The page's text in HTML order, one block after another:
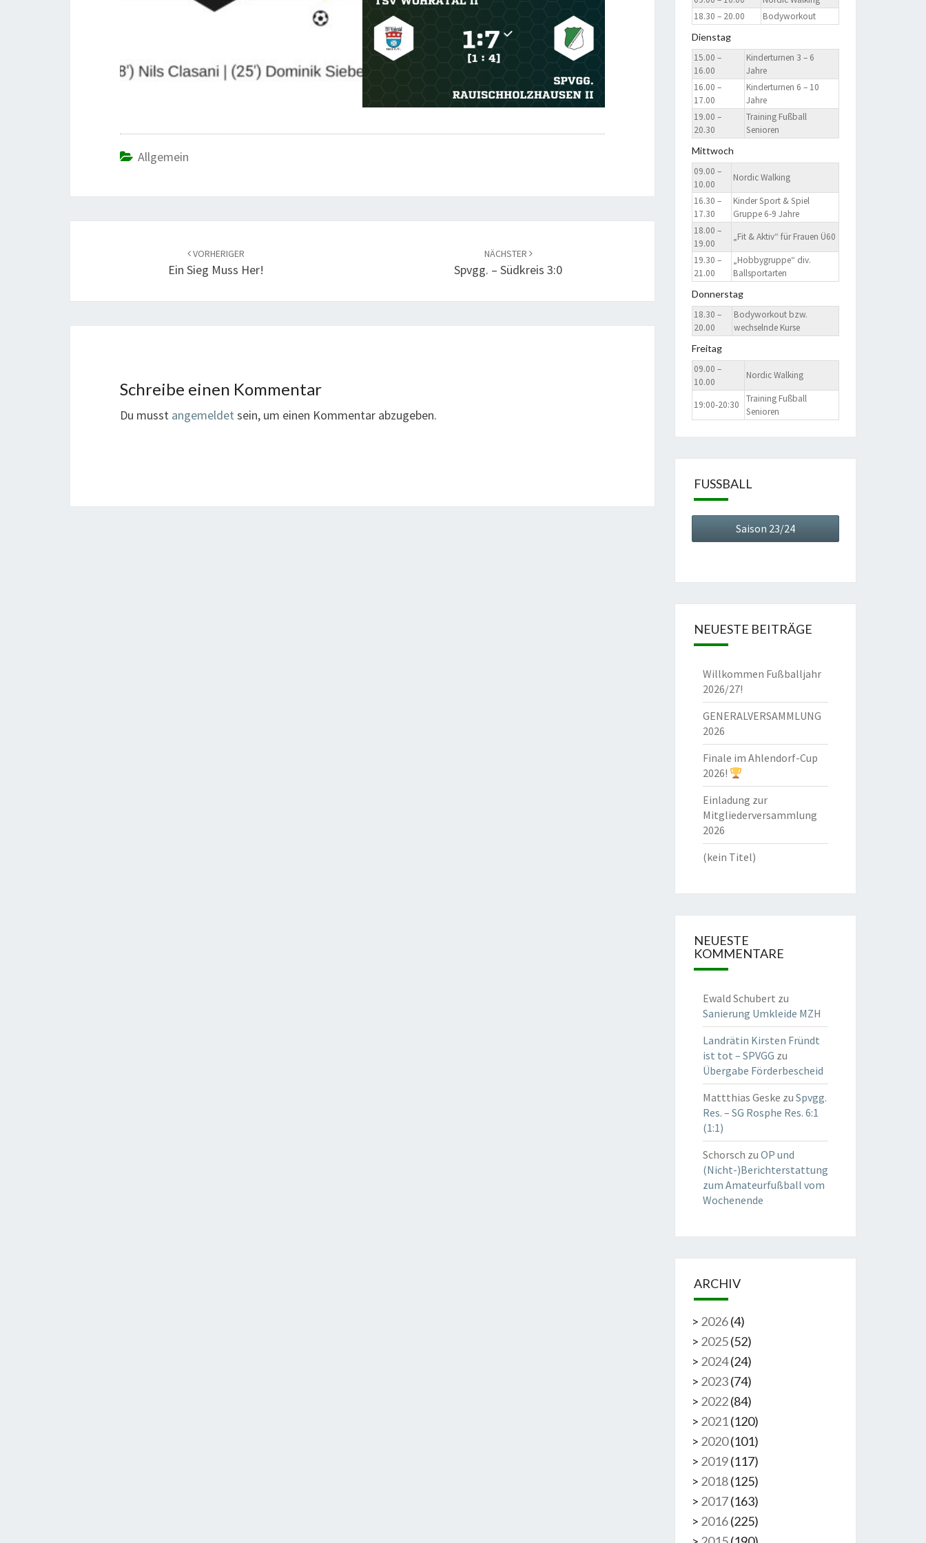
Allgemein
VORHERIGER
Ein Sieg Muss Her!
NÄCHSTER
Spvgg. – Südkreis 3:0
Schreibe einen Kommentar
Du musst angemeldet sein, um einen Kommentar abzugeben.
18.30 – 20.00
Bodyworkout
Dienstag
15.00 –
16.00
Kinderturnen 3 – 6
Jahre
16.00 –
17.00
Kinderturnen 6 – 10
Jahre
19.00 –
20.30
Training Fußball
Senioren
Mittwoch
09.00 –
10.00
Nordic Walking
16.30 –
17.30
Kinder Sport & Spiel
Gruppe 6-9 Jahre
18.00 –
19.00
„Fit & Aktiv“ für Frauen Ü60
19.30 –
21.00
„Hobbygruppe“ div.
Ballsportarten
Donnerstag
18.30 –
20.00
Bodyworkout bzw.
wechselnde Kurse
Freitag
09.00 –
10.00
Nordic Walking
19:00-20:30
Training Fußball
Senioren
FUSSBALL
Saison 23/24
NEUESTE BEITRÄGE
Willkommen Fußballjahr
2026/27!
GENERALVERSAMMLUNG
2026
Finale im Ahlendorf-Cup
2026!
Einladung zur
Mitgliederversammlung
2026
(kein Titel)
NEUESTE
KOMMENTARE
Ewald Schubert zu
Sanierung Umkleide MZH
Landrätin Kirsten Fründt
ist tot – SPVGG zu
Übergabe Förderbescheid
Mattthias Geske zu Spvgg.
Res. – SG Rosphe Res. 6:1
(1:1)
Schorsch zu OP und
(Nicht-)Berichterstattung
zum Amateurfußball vom
Wochenende
ARCHIV
> 2026 (4)
> 2025 (52)
> 2024 (24)
> 2023 (74)
> 2022 (84)
> 2021 (120)
> 2020 (101)
> 2019 (117)
> 2018 (125)
> 2017 (163)
> 2016 (225)